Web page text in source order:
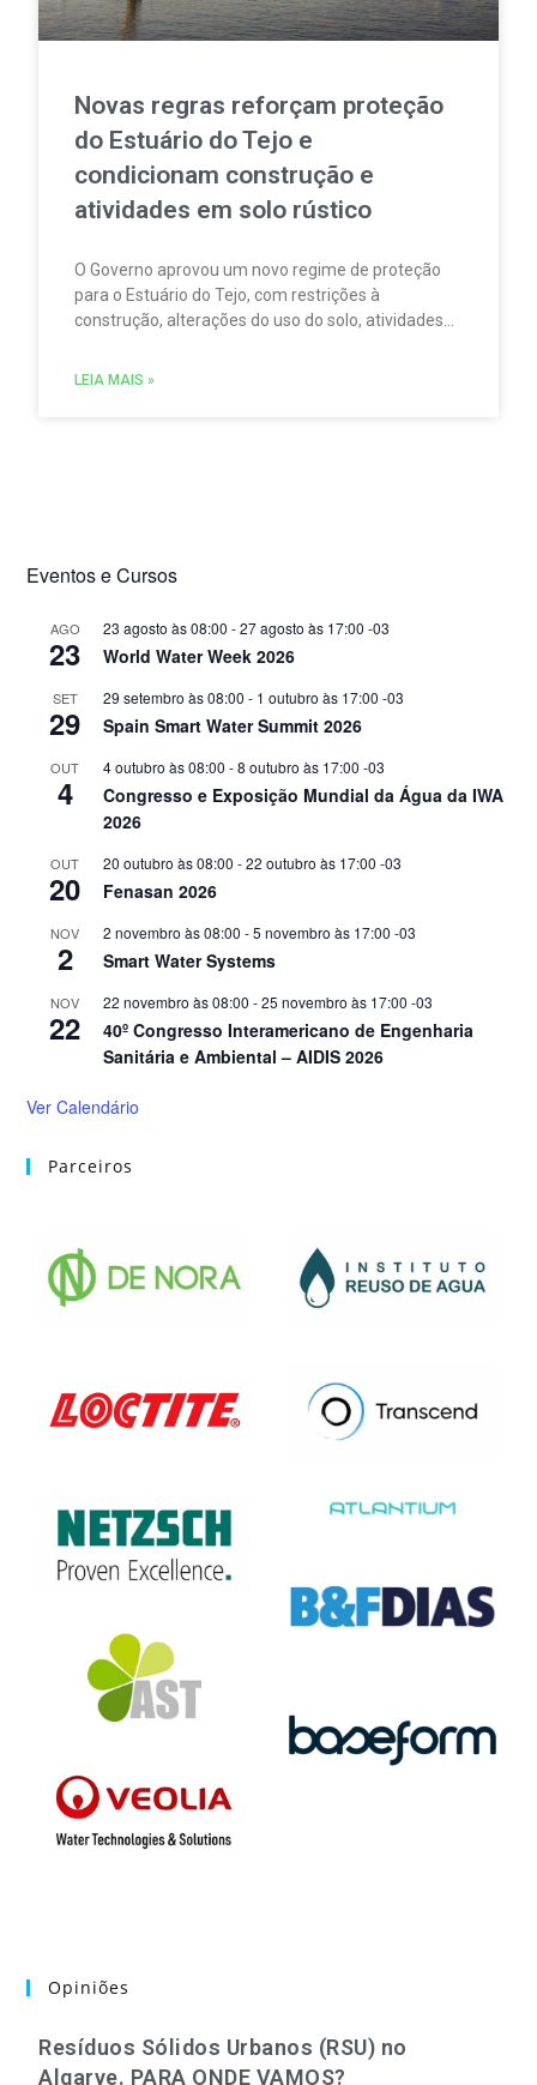
Novas regras reforçam proteção
do Estuário do Tejo e
condicionam construção e
atividades em solo rústico
O Governo aprovou um novo regime de proteção
para o Estuário do Tejo, com restrições à
construção, alterações do uso do solo, atividades
motorizada e sobrevoos nas áreas abrangidas pela
LEIA MAIS »
Eventos e Cursos
AGO
23
23 agosto às 08:00 -27 agosto às 17:00 -03
World Water Week 2026
SET
29
29 setembro às 08:00 - 1 outubro às 17:00 -03
Spain Smart Water Summit 2026
OUT
4
4 outubro às 08:00 -8 outubro às 17:00 -03
Congresso e Exposição Mundial da Água da IWA
2026
OUT
20
20 outubro às 08:00 -22 outubro às 17:00 -03
Fenasan 2026
NOV
2
2 novembro às 08:00 -5 novembro às 17:00 -03
Smart Water Systems
NOV
22
22 novembro às 08:00 -25 novembro às 17:00 -03
40º Congresso Interamericano de Engenharia
Sanitária e Ambiental – AIDIS 2026
Ver Calendário
Parceiros
Opiniões
Resíduos Sólidos Urbanos (RSU) no
Algarve. PARA ONDE VAMOS?